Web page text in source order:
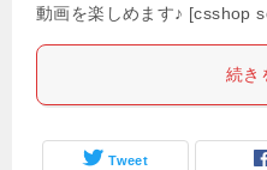
動画を楽しめます♪ [csshop
続き
Tweet